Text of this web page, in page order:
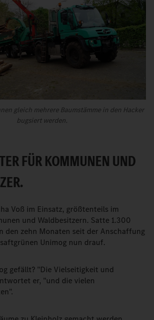
gleich mehrere Baumstämme in den Hacker
bugsiert werden.
FÜR KOMMUNEN UND
Voß im Einsatz, größtenteils im
und Waldbesitzern. Satte 1.300
den zehn Monaten seit der Anschaffung
Unimog nun drauf.
gefällt? "Die Vielseitigkeit und
er, "und die vielen